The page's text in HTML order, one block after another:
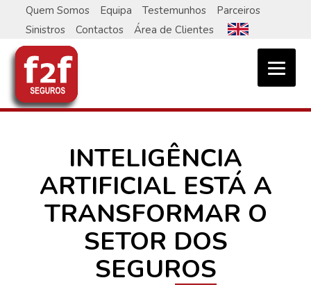
Skip
content
Quem Somos Equipa Testemunhos
Parceiros
Sinistros
Contactos Área de Clientes
INTELIGÊNCIA
ARTIFICIAL ESTÁ A
TRANSFORMAR O
SETOR DOS
SEGUROS